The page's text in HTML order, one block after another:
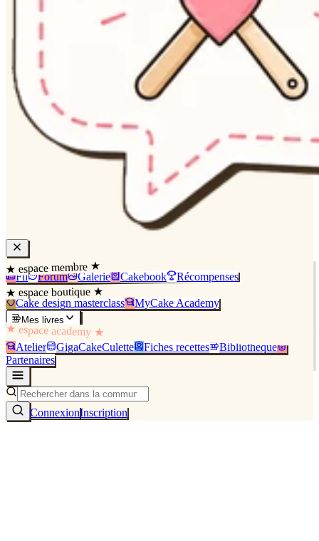
★ espace membre ★
Fil Forum Galerie Cakebook Récompenses
★ espace boutique ★
Cake design masterclass MyCake Academy
Mes livres
★ espace academy ★
Atelier GigaCakeCulette Fiches recettes
Bibliothèque
Partenaires
ConnexionInscription